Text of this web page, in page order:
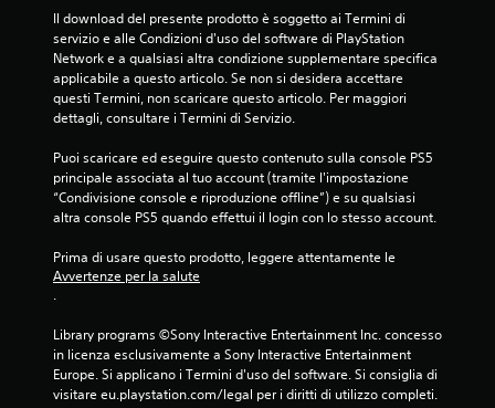
Il download del presente prodotto è soggetto ai Termini di
servizio e alle Condizioni d'uso del software di PlayStation
Network e a qualsiasi altra condizione supplementare specifica
applicabile a questo articolo. Se non si desidera accettare
questi Termini, non scaricare questo articolo. Per maggiori
dettagli, consultare i Termini di Servizio.
Puoi scaricare ed eseguire questo contenuto sulla console PS5
principale associata al tuo account (tramite l'impostazione
“Condivisione console e riproduzione offline”) e su qualsiasi
altra console PS5 quando effettui il login con lo stesso account.
Prima di usare questo prodotto, leggere attentamente le
Avvertenze per la salute
.
Library programs ©Sony Interactive Entertainment Inc. concesso
in licenza esclusivamente a Sony Interactive Entertainment
Europe. Si applicano i Termini d'uso del software. Si consiglia di
visitare eu.playstation.com/legal per i diritti di utilizzo completi.